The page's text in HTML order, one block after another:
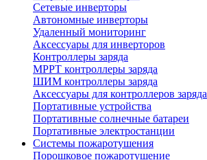
Сетевые инверторы
Автономные инверторы
Удаленный мониторинг
Аксессуары для инверторов
Контроллеры заряда
MPPT контроллеры заряда
ШИМ контроллеры заряда
Аксессуары для контроллеров заряда
Портативные устройства
Портативные солнечные батареи
Портативные электростанции
Системы пожаротушения
Порошковое пожаротушение